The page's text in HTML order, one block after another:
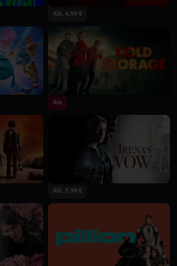
Alk. 4,99 €
Ale
Alk. 3,99 €